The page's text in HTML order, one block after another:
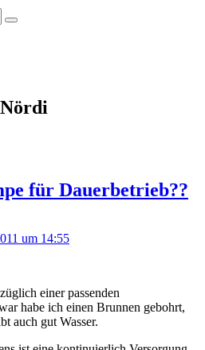
für Dauerbetrieb??
um 14:55
einer passenden
habe ich einen Brunnen gebohrt,
auch gut Wasser.